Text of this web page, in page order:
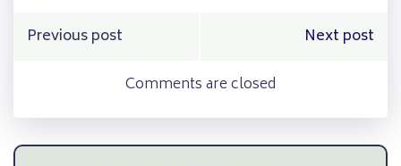
Post
navigation
Previous post
navigation
Next post
Comments are closed